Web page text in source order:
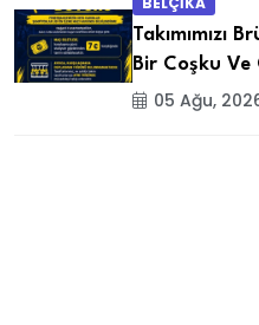
Takımımızı
Bir Coşku Ve
05 Ağu,